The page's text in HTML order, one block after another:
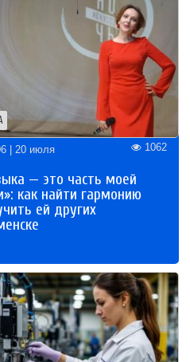
| 20 июля 1062
— это часть моей
как найти гармонию
ей других